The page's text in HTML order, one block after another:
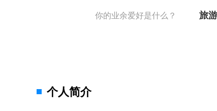
痛心疾首：“当分数成为唯一KPI
你的业余爱好是什么？ 旅
个人简介